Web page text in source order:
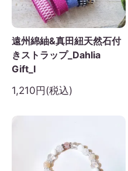
遠州綿紬&真田紐天然石付
きストラップ_Dahlia
Gift_I
1,210円(税込)